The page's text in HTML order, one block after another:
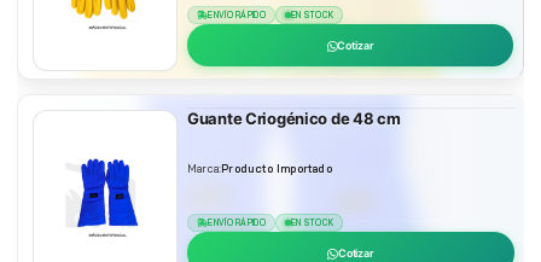
ENVÍO RÁPIDO EN STOCK
Cotizar
Guante Criogénico de 48 cm
Marca:Producto Importado
ENVÍO RÁPIDO EN STOCK
Cotizar